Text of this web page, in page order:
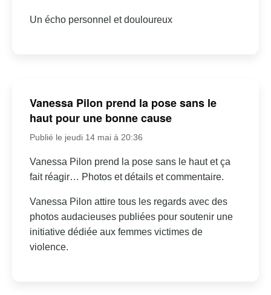
Un écho personnel et douloureux
Vanessa Pilon prend la pose sans le
haut pour une bonne cause
Publié le jeudi 14 mai à 20:36
Vanessa Pilon prend la pose sans le haut et ça
fait réagir… Photos et détails et commentaire.
Vanessa Pilon attire tous les regards avec des
photos audacieuses publiées pour soutenir une
initiative dédiée aux femmes victimes de
violence.